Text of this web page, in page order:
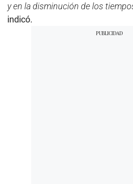
y en la disminución de los
indicó.